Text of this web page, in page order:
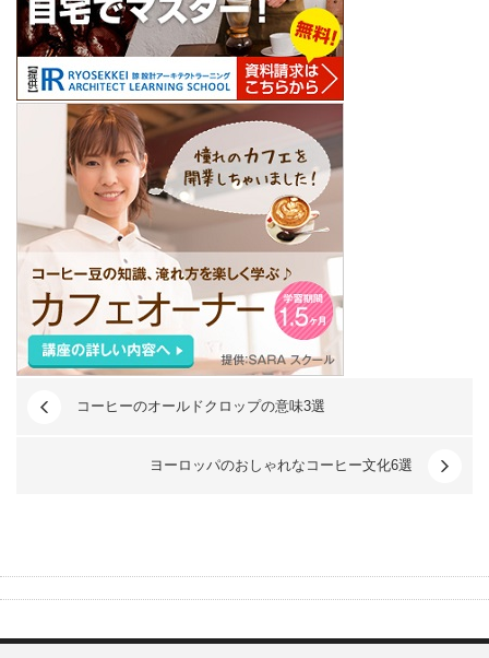
コーヒーのオールドクロップの意味3選
ヨーロッパのおしゃれなコーヒー文化6選